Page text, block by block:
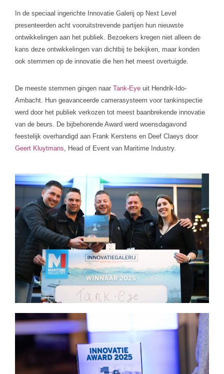
In de speciaal ingerichte Innovatie Galerij op Next Level
presenteerden acht vooruitstrevende partijen hun nieuwste
ontwikkelingen aan het publiek. Bezoekers kregen niet alleen de
kans deze ontwikkelingen van dichtbij te bekijken, maar konden
ook stemmen op de innovatie die hen het meest overtuigde.
De meeste stemmen gingen naar Tank-Eye uit Hendrik-Ido-
Ambacht. Hun geavanceerde camerasysteem voor tankinspectie
werd door het publiek verkozen tot meest baanbrekende innovatie
van de beurs. De bijbehorende Award werd woensdagavond
feestelijk overhandigd aan Frank Kerstens en Deef Claeys door
Geert Kluytmans, Head of Event van Maritime Industry.